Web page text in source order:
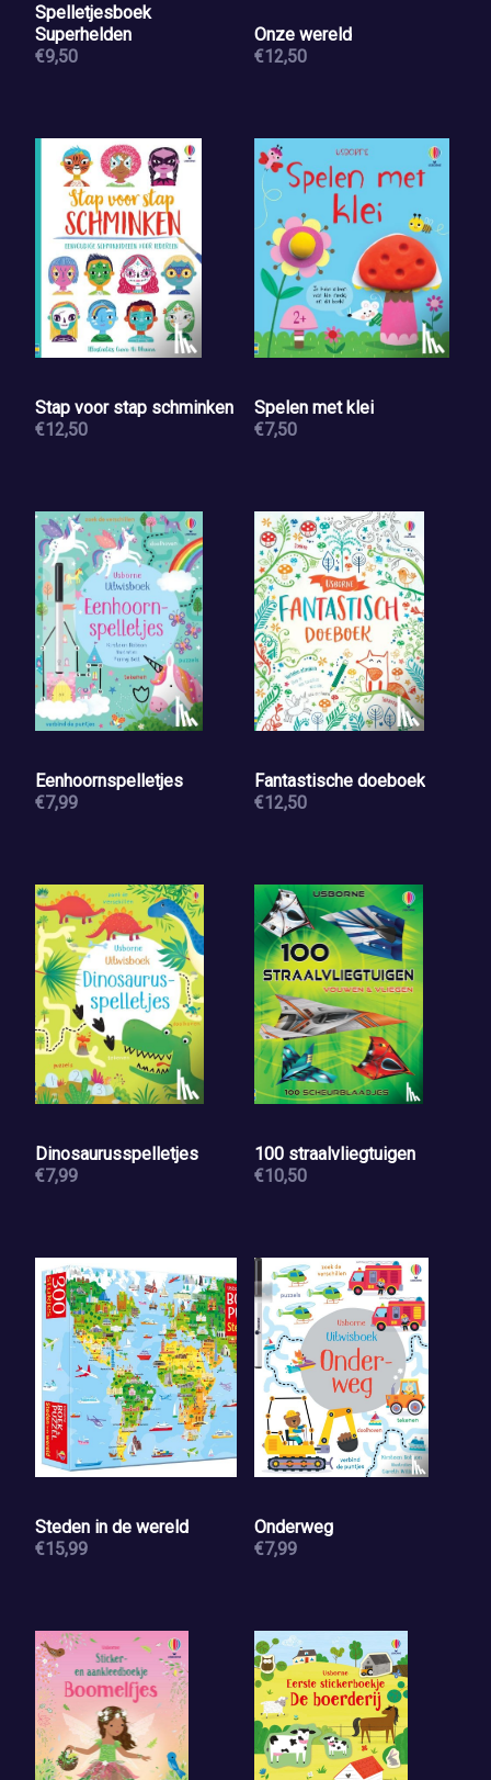
Spelletjesboek
Superhelden
€9,50
Onze wereld
€12,50
Stap voor stap schminken
€12,50
Spelen met klei
€7,50
Eenhoornspelletjes
€7,99
Fantastische doeboek
€12,50
Dinosaurusspelletjes
€7,99
100 straalvliegtuigen
€10,50
Steden in de wereld
€15,99
Onderweg
€7,99